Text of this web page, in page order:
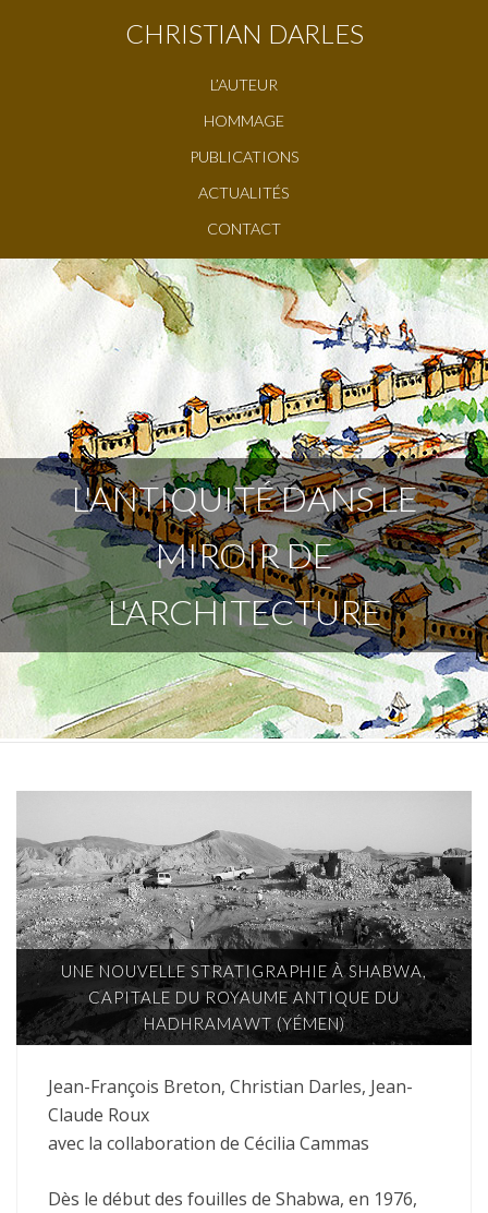
CHRISTIAN DARLES
L’AUTEUR
HOMMAGE
PUBLICATIONS
ACTUALITÉS
CONTACT
L'ANTIQUITÉ DANS LE
MIROIR DE
L'ARCHITECTURE
UNE NOUVELLE STRATIGRAPHIE À SHABWA,
CAPITALE DU ROYAUME ANTIQUE DU
HADHRAMAWT (YÉMEN)
Jean-François Breton, Christian Darles, Jean-
Claude Roux
avec la collaboration de Cécilia Cammas
Dès le début des fouilles de Shabwa, en 1976,